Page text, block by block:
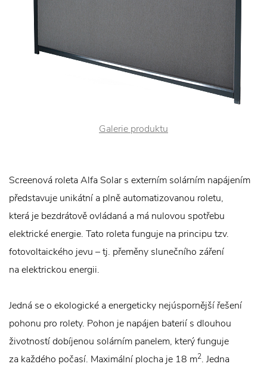
Galerie produktu
Screenová roleta Alfa Solar s externím solárním napájením
představuje unikátní a plně automatizovanou roletu,
která je bezdrátově ovládaná a má nulovou spotřebu
elektrické energie. Tato roleta funguje na principu tzv.
fotovoltaického jevu – tj. přeměny slunečního záření
na elektrickou energii.
Jedná se o ekologické a energeticky nejúspornější řešení
pohonu pro rolety. Pohon je napájen baterií s dlouhou
životností dobíjenou solárním panelem, který funguje
za každého počasí. Maximální plocha je 18 m2. Jedna